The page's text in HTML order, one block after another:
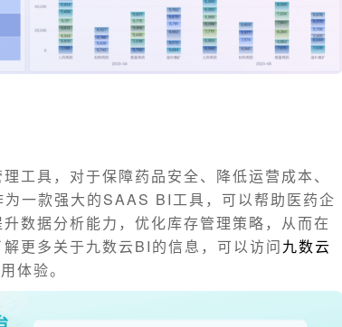
工具，对于保障药品安全、降低运营成本、
一款强大的SAAS BI工具，可以帮助医药企
数据分析能力，优化库存管理策略，从而在
更多关于九数云BI的信息，可以访问九数云
体验。